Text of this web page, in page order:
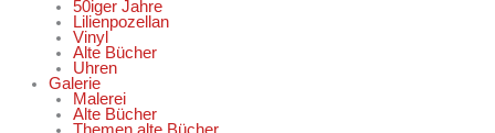
50iger Jahre
Lilienpozellan
Vinyl
Alte Bücher
Uhren
Galerie
Malerei
Alte Bücher